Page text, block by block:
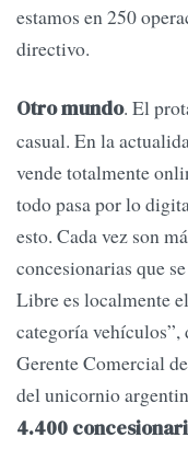
estamos en 250
directivo.
Otro mundo. El
casual. En la
vende totalmente
todo pasa por lo
esto. Cada vez son
concesionarias que
Libre es localmente
categoría vehículos”,
Gerente Comercial
del unicornio
4.400